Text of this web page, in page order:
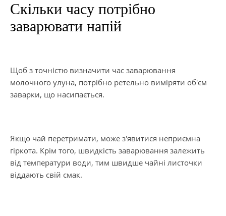
Скільки часу потрібно
заварювати напій
Щоб з точністю визначити час заварювання
молочного улуна, потрібно ретельно виміряти об'єм
заварки, що насипається.
Якщо чай перетримати, може з'явитися неприємна
гіркота. Крім того, швидкість заварювання залежить
від температури води, тим швидше чайні листочки
віддають свій смак.